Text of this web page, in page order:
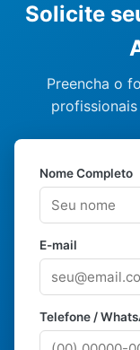
Solicite
Preencha o
Nome Completo
E-mail
Telefone /